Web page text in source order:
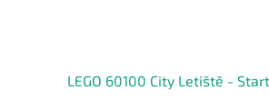
LEGO 60100 City Letiště -